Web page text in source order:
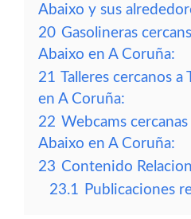
Abaixo y sus
20 Gasolineras
Abaixo en A Coruña:
21 Talleres cercanos
en A Coruña:
22 Webcams
Abaixo en A Coruña:
23 Contenido
23.1 Publicaciones